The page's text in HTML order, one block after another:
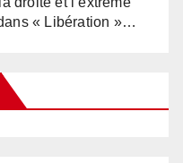
« Libération »…